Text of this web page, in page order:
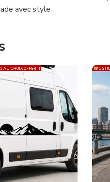
avec style.
AU CHOIX OFFERT ! 1